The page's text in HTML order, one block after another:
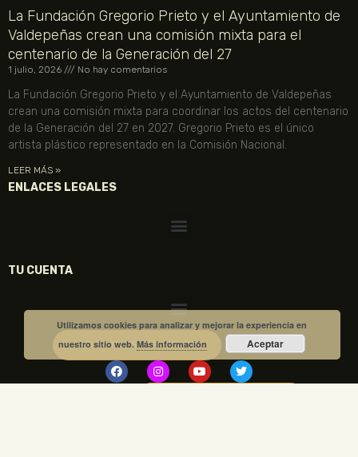
La Fundación Gregorio Prieto y el Ayuntamiento de
Valdepeñas crean una comisión mixta para el
centenario de la Generación del 27
1 julio, 2026 No hay comentarios
La Fundación Gregorio Prieto y el Ayuntamiento de Valdepeñas
crean una comisión mixta para coordinar los actos del centenario
de la Generación del 27 en 2027. Gregorio Prieto es el único
artista plástico representado en la Comisión Nacional.
LEER MÁS »
ENLACES LEGALES
TU CUENTA
VISITA NUESTRA TIENDA
Utilizamos cookies para analizar y mejorar la experiencia en
nuestro sitio web.Más información Aceptar